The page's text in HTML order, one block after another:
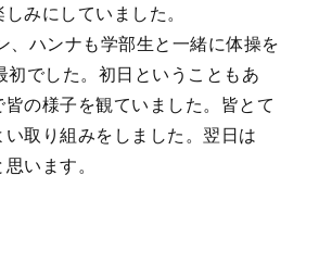
みにしていました。
、ハンナも学部生と一緒に体操を
初でした。初日ということもあ
皆の様子を観ていました。皆とて
い取り組みをしました。翌日は
います。